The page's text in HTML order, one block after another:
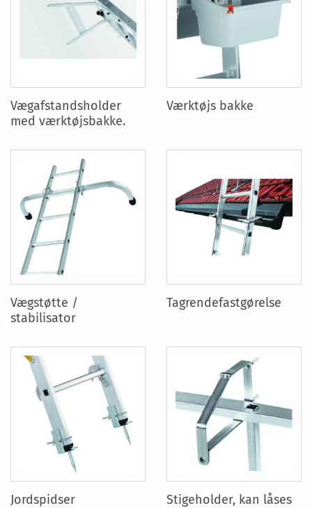
Vægafstandsholder
med værktøjsbakke.
Værktøjs bakke
Vægstøtte /
stabilisator
Tagrendefastgørelse
Jordspidser Stigeholder, kan låses